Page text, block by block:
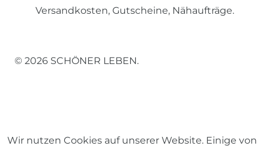
Versandkosten, Gutscheine, Nähaufträge.
© 2026 SCHÖNER LEBEN.
Impressum Daten­schutz­erklärung AGB
Wir nutzen Cookies auf unserer Website. Einige von